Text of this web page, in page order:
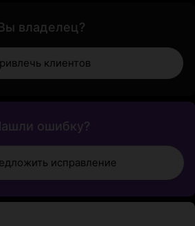
владелец?
клиентов
ошибку?
исправление